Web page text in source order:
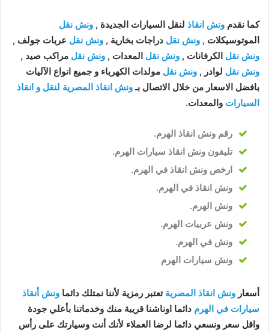
كما نقدم ونش انقاذ لنقل السيارات الجديدة , ونش نقل
الموتوسيكلات , ونش نقل دراجات بخارية , ونش نقل عربات جولف ,
ونش نقل الكرفانات , ونش نقل المعدات , ونش نقل مراكب صيد ,
ونش نقل لوادر , ونش نقل مولدات الكهرباء و جميع انواع الآليات
بافضل الاسعار من خلال الاتصال بـونش انقاذ المصرية لنقل و انقاذ
السيارات والمعدات.
رقم ونش انقاذ الهرم.
تليفون ونش انقاذ سيارات الهرم.
ارخص ونش انقاذ في الهرم.
ونش انقاذ في الهرم.
ونش الهرم.
ونش عربيات الهرم.
ونش في الهرم.
ونش سيارات الهرم
أسعار ونش انقاذ المصرية تعتبر رمزية لأننا نمتلك دائما ونش أنقاذ
سيارات في الهرم دائما اوناشنا قريبة منك وخدماتنا بأعلي جودة
واقل سعر ونسعي دائما لرضا العملاء لأنك أنت وسيارتك على رأس